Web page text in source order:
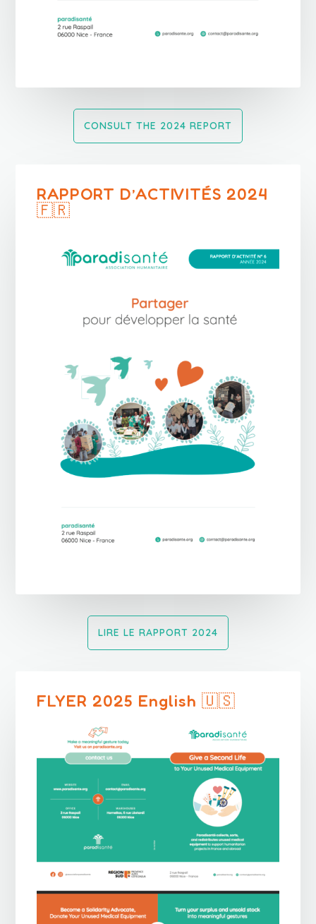
CONSULT THE 2024 REPORT
RAPPORT D’ACTIVITÉS 2024
🇫🇷
LIRE LE RAPPORT 2024
FLYER 2025 English 🇺🇸